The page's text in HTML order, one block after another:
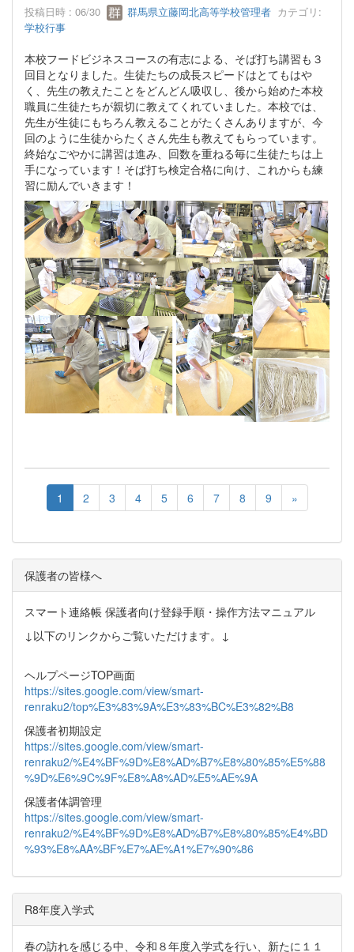
投稿日時 : 06/30 群馬県立藤岡北高等学校管理者 カテゴリ:
学校行事
本校フードビジネスコースの有志による、そば打ち講習も３
回目となりました。生徒たちの成長スピードはとてもはや
く、先生の教えたことをどんどん吸収し、後から始めた本校
職員に生徒たちが親切に教えてくれていました。本校では、
先生が生徒にもちろん教えることがたくさんありますが、今
回のように生徒からたくさん先生も教えてもらっています。
終始なごやかに講習は進み、回数を重ねる毎に生徒たちは上
手になっています！そば打ち検定合格に向け、これからも練
習に励んでいきます！
1 2 3 4 5 6 7 8 9 »
保護者の皆様へ
スマート連絡帳 保護者向け登録手順・操作方法マニュアル
↓以下のリンクからご覧いただけます。↓
ヘルプページTOP画面
https://sites.google.com/view/smart-
renraku2/top%E3%83%9A%E3%83%BC%E3%82%B8
保護者初期設定
https://sites.google.com/view/smart-
renraku2/%E4%BF%9D%E8%AD%B7%E8%80%85%E5%88
%9D%E6%9C%9F%E8%A8%AD%E5%AE%9A
保護者体調管理
https://sites.google.com/view/smart-
renraku2/%E4%BF%9D%E8%AD%B7%E8%80%85%E4%BD
%93%E8%AA%BF%E7%AE%A1%E7%90%86
R8年度入学式
春の訪れを感じる中、令和８年度入学式を行い、新たに１１